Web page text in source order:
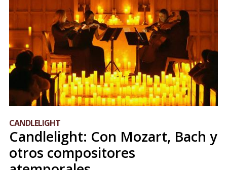
CANDLELIGHT
Candlelight: Con Mozart, Bach y
otros compositores